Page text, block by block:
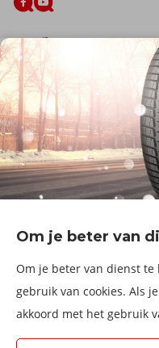
Om je beter van
Om je beter van dienst te
gebruik van cookies. Als
akkoord met het gebruik
De firma
Wie zijn wij?
Blog
Onze dienstverlening
Banden
Velgen
Diensten
Afspraak Maken
Informatie over
Professionele
B2Bassistance
Werken bij QTeam
Maak een afspraak
Kies een service